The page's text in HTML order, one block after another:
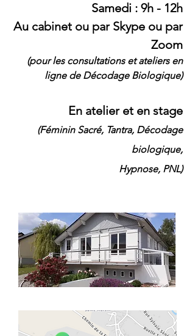
Samedi : 9h - 12h
Au cabinet ou par Skype ou par
Zoom
(pour les consultationset ateliers en
ligne de Décodage Biologique)
En atelier et en stage
(Féminin Sacré, Tantra, Décodage
biologique,
Hypnose, PNL)